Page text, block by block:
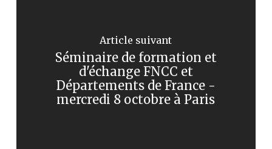
Article suivant
Séminaire de formation et
d'échange FNCC et
Départements de France -
mercredi 8 octobre à Paris